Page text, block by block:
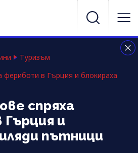
Туризъм
фериботи в Гърция и блокираха
спряха
и
пътници